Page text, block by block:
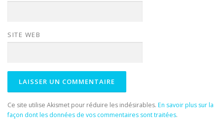
SITE WEB
Ce site utilise Akismet pour réduire les indésirables. En savoir plus sur la
façon dont les données de vos commentaires sont traitées.